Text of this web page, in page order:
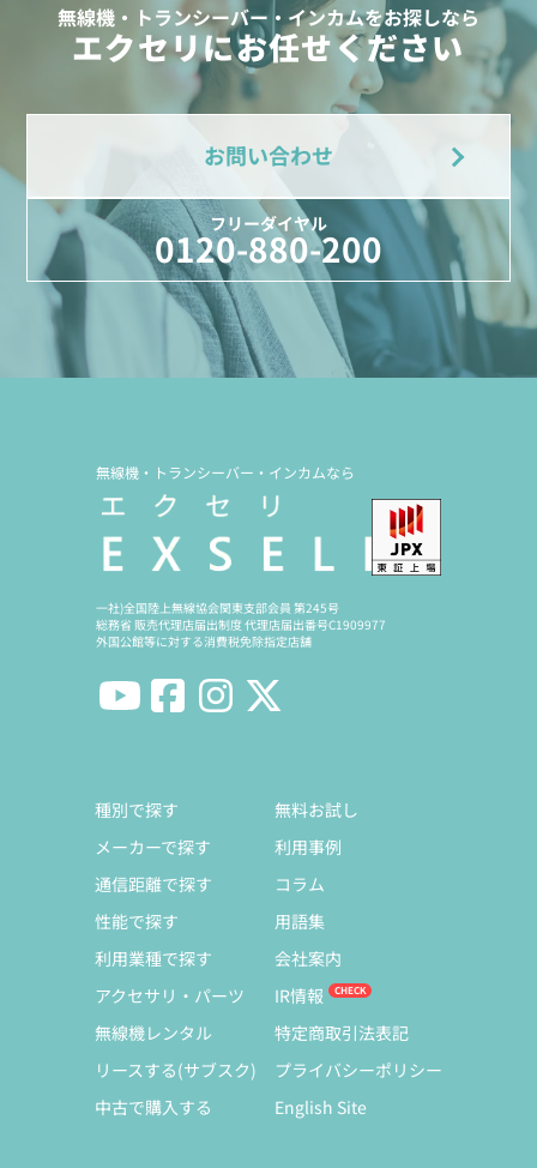
無線機・トランシーバー・インカムをお探しなら
エクセリにお任せください
お問い合わせ
フリーダイヤル
0120-880-200
無線機・トランシーバー・インカムなら
一社)全国陸上無線協会関東支部会員 第245号
総務省 販売代理店届出制度 代理店届出番号C1909977
外国公館等に対する消費税免除指定店舗
種別で探す
メーカーで探す
通信距離で探す
性能で探す
利用業種で探す
アクセサリ・パーツ
無線機レンタル
リースする(サブスク)
中古で購入する
無料お試し
利用事例
コラム
用語集
会社案内
IR情報
特定商取引法表記
プライバシーポリシー
English Site